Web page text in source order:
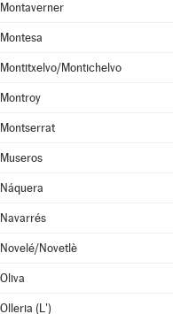
Montaverner
Montesa
Montitxelvo/Montichelvo
Montroy
Montserrat
Museros
Náquera
Navarrés
Novelé/Novetlè
Oliva
Olleria (L')